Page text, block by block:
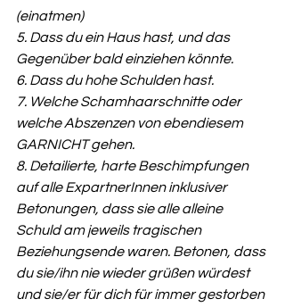
(einatmen)
5. Dass du ein Haus hast, und das
Gegenüber bald einziehen könnte.
6. Dass du hohe Schulden hast.
7. Welche Schamhaarschnitte oder
welche Abszenzen von ebendiesem
GARNICHT gehen.
8. Detailierte, harte Beschimpfungen
auf alle ExpartnerInnen inklusiver
Betonungen, dass sie alle alleine
Schuld am jeweils tragischen
Beziehungsende waren. Betonen, dass
du sie/ihn nie wieder grüßen würdest
und sie/er für dich für immer gestorben